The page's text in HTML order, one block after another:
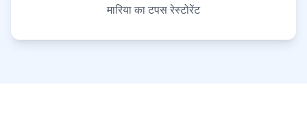
मारिया का टपस रेस्टोरेंट